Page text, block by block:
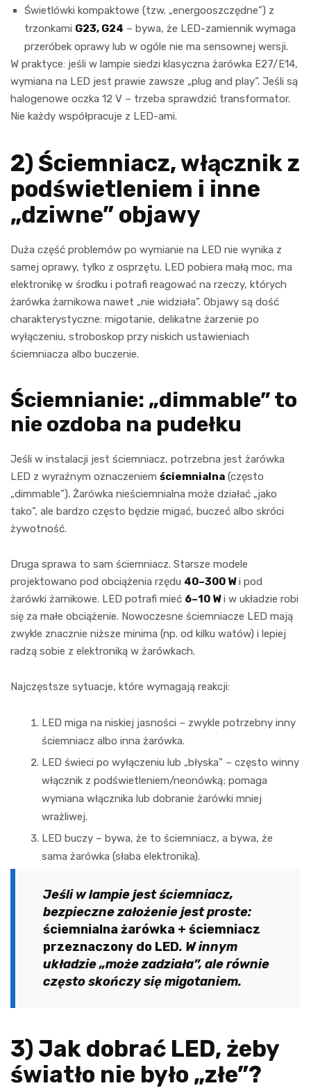
Świetlówki kompaktowe (tzw. „energooszczędne”) z
trzonkami G23, G24 – bywa, że LED-zamiennik wymaga
przeróbek oprawy lub w ogóle nie ma sensownej wersji.
W praktyce: jeśli w lampie siedzi klasyczna żarówka E27/E14,
wymiana na LED jest prawie zawsze „plug and play”. Jeśli są
halogenowe oczka 12 V – trzeba sprawdzić transformator.
Nie każdy współpracuje z LED-ami.
2) Ściemniacz, włącznik z
podświetleniem i inne
„dziwne” objawy
Duża część problemów po wymianie na LED nie wynika z
samej oprawy, tylko z osprzętu. LED pobiera małą moc, ma
elektronikę w środku i potrafi reagować na rzeczy, których
żarówka żarnikowa nawet „nie widziała”. Objawy są dość
charakterystyczne: migotanie, delikatne żarzenie po
wyłączeniu, stroboskop przy niskich ustawieniach
ściemniacza albo buczenie.
Ściemnianie: „dimmable” to
nie ozdoba na pudełku
Jeśli w instalacji jest ściemniacz, potrzebna jest żarówka
LED z wyraźnym oznaczeniem ściemnialna (często
„dimmable”). Żarówka nieściemnialna może działać „jako
tako”, ale bardzo często będzie migać, buczeć albo skróci
żywotność.
Druga sprawa to sam ściemniacz. Starsze modele
projektowano pod obciążenia rzędu 40–300 Wi pod
żarówki żarnikowe. LED potrafi mieć 6–10 Wi w układzie robi
się za małe obciążenie. Nowoczesne ściemniacze LED mają
zwykle znacznie niższe minima (np. od kilku watów) i lepiej
radzą sobie z elektroniką w żarówkach.
Najczęstsze sytuacje, które wymagają reakcji:
LED miga na niskiej jasności – zwykle potrzebny inny
ściemniacz albo inna żarówka.
LED świeci po wyłączeniu lub „błyska” – często winny
włącznik z podświetleniem/neonówką; pomaga
wymiana włącznika lub dobranie żarówki mniej
wrażliwej.
LED buczy – bywa, że to ściemniacz, a bywa, że
sama żarówka (słaba elektronika).
Jeśli w lampie jest ściemniacz,
bezpieczne założenie jest proste:
ściemnialna żarówka + ściemniacz
przeznaczony do LED. W innym
układzie „może zadziała”, ale równie
często skończy się migotaniem.
3) Jak dobrać LED, żeby
światło nie było „złe”?